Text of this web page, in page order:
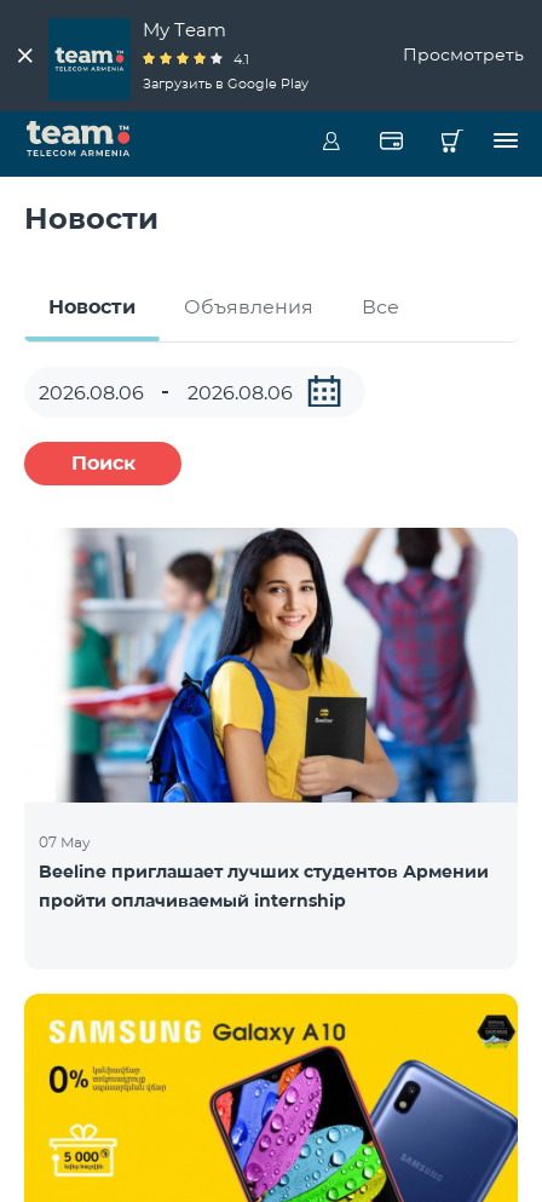
My Team
4.1
Загрузить в Google Play
Просмотреть
Новости
Новости Объявления Все
Поиск
07 May
Beeline приглашает лучших студентов Армении
пройти оплачиваемый internship